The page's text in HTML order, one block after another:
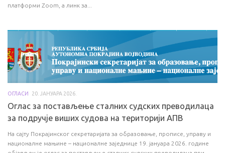
платформи Zoom, а линк за...
ОГЛАСИ 20. ЈАНУАРА 2026.
Оглас за постављење сталних судских преводилаца
за подручје виших судова на територији АПВ
На сајту Покрајинског секретаријата за образовање, прописе, управу и
националне мањине – националне заједнице 19. јануара 2026. године